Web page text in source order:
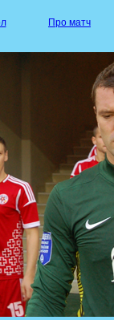
Про матч